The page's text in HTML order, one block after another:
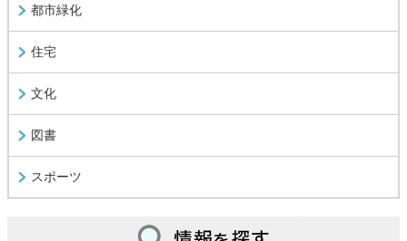
都市緑化
住宅
文化
図書
スポーツ